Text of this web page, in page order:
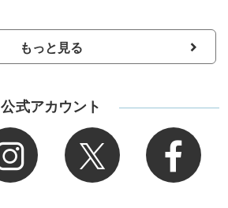
もっと見る
公式アカウント